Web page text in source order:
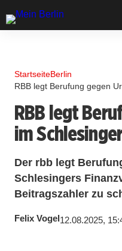
StartseiteBerlin
RBB legt Berufung gegen
RBB legt
im
Der rbb legt
Schlesingers
Beitragszahler zu
Felix Vogel 12.08.2025,